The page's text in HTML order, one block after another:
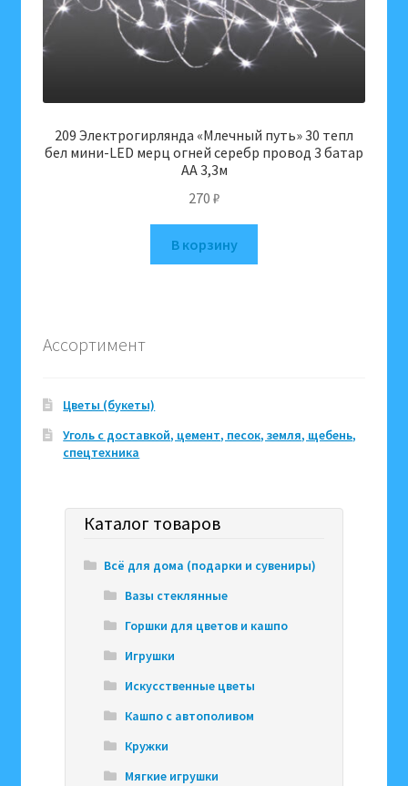
209 Электрогирлянда «Млечный путь» 30 тепл
бел мини-LED мерц огней серебр провод 3 батар
АА 3,3м
270 ₽
В корзину
Ассортимент
Цветы (букеты)
Уголь с доставкой, цемент, песок, земля, щебень,
спецтехника
Каталог товаров
Всё для дома (подарки и сувениры)
Вазы стеклянные
Горшки для цветов и кашпо
Игрушки
Искусственные цветы
Кашпо с автополивом
Кружки
Мягкие игрушки